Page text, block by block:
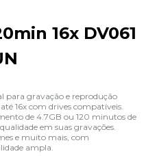
16x DV061
para gravação e reprodução
16x com drives compatíveis.
de 4.7GB ou 120 minutos de
em suas gravações.
e muito mais, com
ampla.